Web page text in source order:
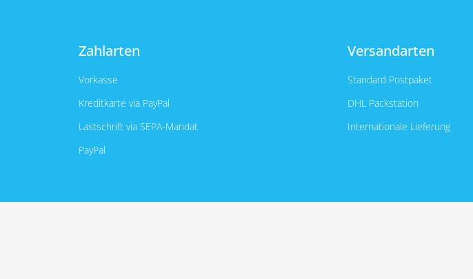
Zahlarten
Vorkasse
Kreditkarte via PayPal
Lastschrift via SEPA-Mandat
PayPal
Versandarten
Standard Postpaket
DHL Packstation
Internationale Lieferung